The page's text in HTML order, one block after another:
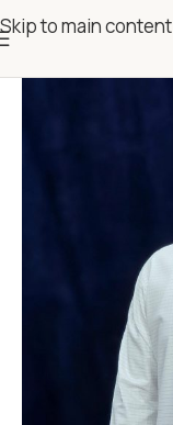
Skip to main content